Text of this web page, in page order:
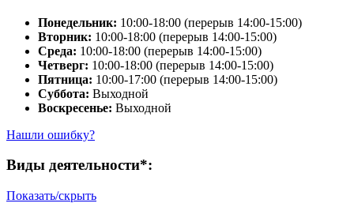
Понедельник: 10:00-18:00 (перерыв 14:00-15:00)
Вторник: 10:00-18:00 (перерыв 14:00-15:00)
Среда: 10:00-18:00 (перерыв 14:00-15:00)
Четверг: 10:00-18:00 (перерыв 14:00-15:00)
Пятница: 10:00-17:00 (перерыв 14:00-15:00)
Суббота: Выходной
Воскресенье: Выходной
Нашли ошибку?
Виды деятельности*:
Показать/скрыть